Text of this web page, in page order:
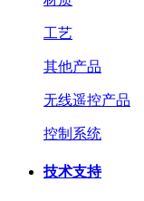
工艺
其他产品
无线遥控产品
控制系统
技术支持